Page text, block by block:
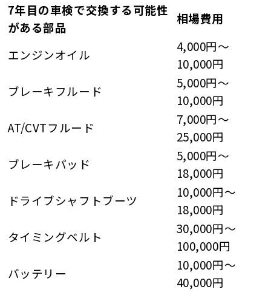
7年目の車検で交換する可能性
がある部品
相場費用
エンジンオイル
4,000円〜
10,000円
ブレーキフルード
5,000円〜
10,000円
AT/CVTフルード
7,000円〜
25,000円
ブレーキパッド
5,000円〜
18,000円
ドライブシャフトブーツ
10,000円〜
18,000円
タイミングベルト
30,000円〜
100,000円
バッテリー
10,000円〜
40,000円